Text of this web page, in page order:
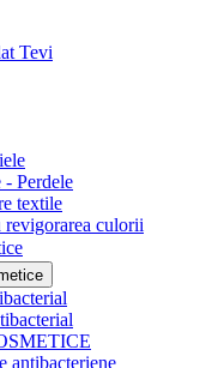
Tevi
Perdele
textile
revigorarea culorii
antibacteriene